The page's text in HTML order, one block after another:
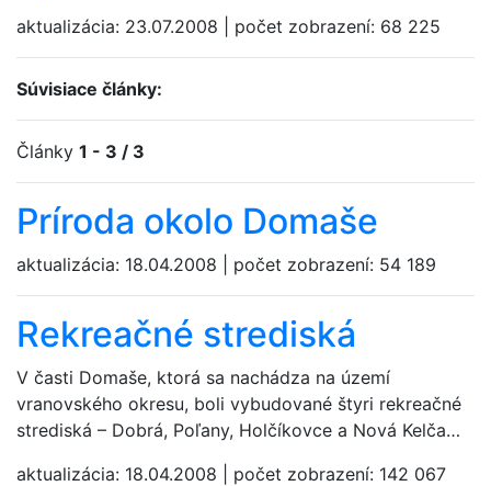
aktualizácia: 23.07.2008 počet zobrazení: 68 225
Súvisiace články:
Články 1 - 3 / 3
Príroda okolo Domaše
aktualizácia: 18.04.2008 počet zobrazení: 54 189
Rekreačné strediská
V časti Domaše, ktorá sa nachádza na území
vranovského okresu, boli vybudované štyri rekreačné
strediská – Dobrá, Poľany, Holčíkovce a Nová Kelča…
aktualizácia: 18.04.2008 počet zobrazení: 142 067